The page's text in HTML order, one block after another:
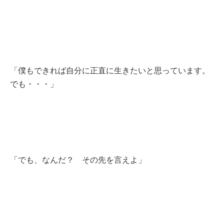
「僕もできれば自分に正直に生きたいと思っています。
でも・・・」
「でも、なんだ？ その先を言えよ」